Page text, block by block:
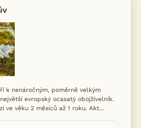
k nenáročným, poměrně velkým
evropský ocasatý obojživelník.
ve věku 2 měsíců až 1 roku. Akt...